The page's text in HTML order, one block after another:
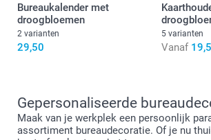
Bureaukalender met
droogbloemen
2 varianten
29,50
5 varianten
Vanaf
Gepersonaliseerde
Maak van je werkplek een persoonlijk
assortiment bureaudecoratie. Of je nu